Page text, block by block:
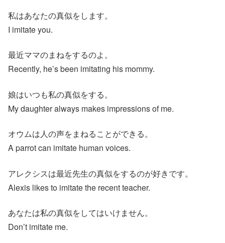
私はあなたの真似をします。
I imitate you.
最近ママのまねをするのよ。
Recently, he’s been imitating his mommy.
娘はいつも私の真似をする。
My daughter always makes impressions of me.
オウムは人の声をまねることができる。
A parrot can imitate human voices.
アレクシスは最近先生の真似をするのが好きです。
Alexis likes to imitate the recent teacher.
あなたは私の真似をしてはいけません。
Don’t imitate me.